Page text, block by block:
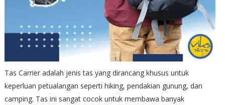
Tas Carrier adalah jenis tas yang dirancang khusus untuk
keperluan petualangan seperti hiking, pendakian gunung, dan
camping. Tas ini sangat cocok untuk membawa banyak